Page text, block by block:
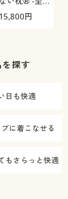
極-
15,800円
探す
日も快適
に着こなせる
もさらっと快適